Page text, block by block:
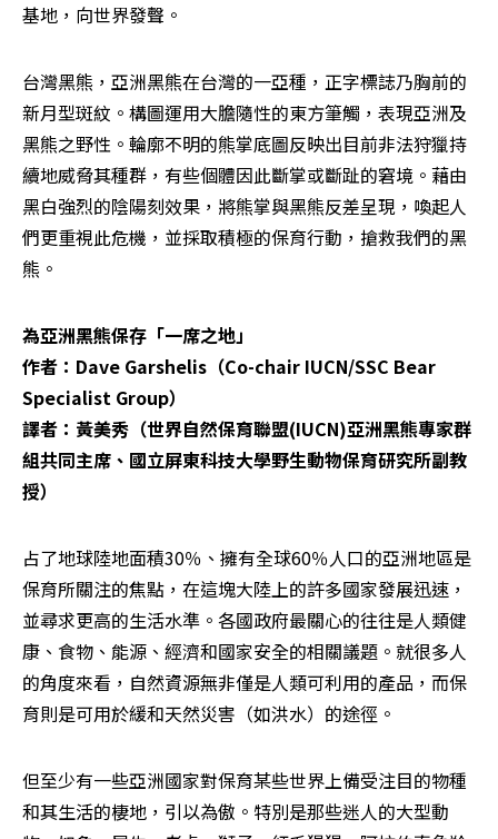
基地，向世界發聲。
台灣黑熊，亞洲黑熊在台灣的一亞種，正字標誌乃胸前的
新月型斑紋。構圖運用大膽隨性的東方筆觸，表現亞洲及
黑熊之野性。輪廓不明的熊掌底圖反映出目前非法狩獵持
續地威脅其種群，有些個體因此斷掌或斷趾的窘境。藉由
黑白強烈的陰陽刻效果，將熊掌與黑熊反差呈現，喚起人
們更重視此危機，並採取積極的保育行動，搶救我們的黑
熊。
為亞洲黑熊保存「一席之地」
作者：Dave Garshelis（Co-chair IUCN/SSC Bear
Specialist Group）
譯者：黃美秀（世界自然保育聯盟(IUCN)亞洲黑熊專家群
組共同主席、國立屏東科技大學野生動物保育研究所副教
授）
占了地球陸地面積30％、擁有全球60％人口的亞洲地區是
保育所關注的焦點，在這塊大陸上的許多國家發展迅速，
並尋求更高的生活水準。各國政府最關心的往往是人類健
康、食物、能源、經濟和國家安全的相關議題。就很多人
的角度來看，自然資源無非僅是人類可利用的產品，而保
育則是可用於緩和天然災害（如洪水）的途徑。
但至少有一些亞洲國家對保育某些世界上備受注目的物種
和其生活的棲地，引以為傲。特別是那些迷人的大型動